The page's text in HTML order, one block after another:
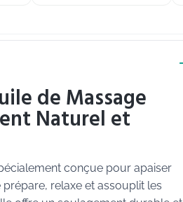
de Massage
Naturel et
conçue pour apaiser
relaxe et assouplit les